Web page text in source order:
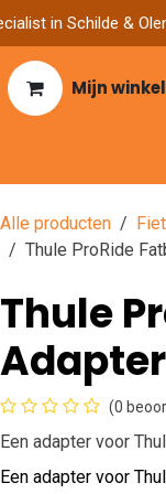
in Schilde &
Mijn
Alle producten
Thule ProRide
Thule
Adapter
(0
Een adapter voor
Een adapter voor